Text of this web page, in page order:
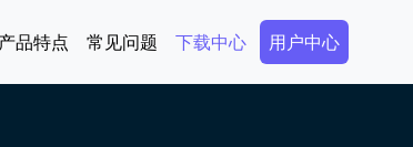
产品特点 常见问题 下载中心 Secondary Menu
用户中心